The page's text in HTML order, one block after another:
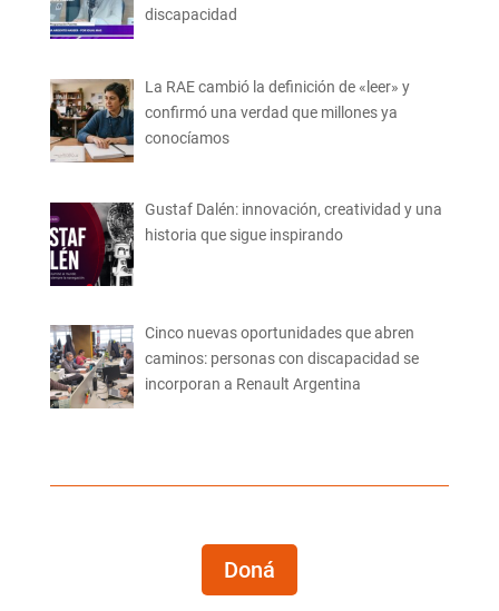
discapacidad
La RAE cambió la definición de «leer» y
confirmó una verdad que millones ya
conocíamos
Gustaf Dalén: innovación, creatividad y una
historia que sigue inspirando
Cinco nuevas oportunidades que abren
caminos: personas con discapacidad se
incorporan a Renault Argentina
Doná